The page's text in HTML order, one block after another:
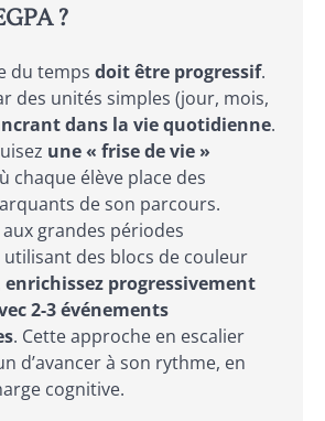
?
du temps doit être progressif.
des unités simples (jour, mois,
dans la vie quotidienne.
une « frise de vie »
chaque élève place des
de son parcours.
grandes périodes
des blocs de couleur
enrichissez progressivement
2-3 événements
. Cette approche en escalier
d’avancer à son rythme, en
cognitive.